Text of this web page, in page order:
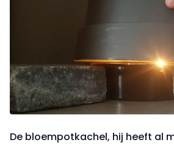
De bloempotkachel, hij heeft al